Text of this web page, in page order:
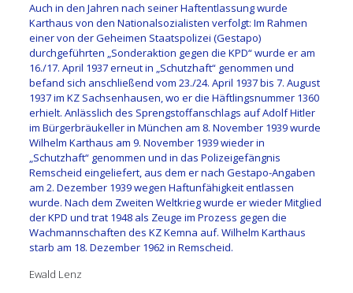
Auch in den Jahren nach seiner Haftentlassung wurde
Karthaus von den Nationalsozialisten verfolgt: Im Rahmen
einer von der Geheimen Staatspolizei (Gestapo)
durchgeführten „Sonderaktion gegen die KPD“ wurde er am
16./17. April 1937 erneut in „Schutzhaft“ genommen und
befand sich anschließend vom 23./24. April 1937 bis 7. August
1937 im KZ Sachsenhausen, wo er die Häftlingsnummer 1360
erhielt. Anlässlich des Sprengstoffanschlags auf Adolf Hitler
im Bürgerbräukeller in München am 8. November 1939 wurde
Wilhelm Karthaus am 9. November 1939 wieder in
„Schutzhaft“ genommen und in das Polizeigefängnis
Remscheid eingeliefert, aus dem er nach Gestapo-Angaben
am 2. Dezember 1939 wegen Haftunfähigkeit entlassen
wurde. Nach dem Zweiten Weltkrieg wurde er wieder Mitglied
der KPD und trat 1948 als Zeuge im Prozess gegen die
Wachmannschaften des KZ Kemna auf. Wilhelm Karthaus
starb am 18. Dezember 1962 in Remscheid.
Ewald Lenz